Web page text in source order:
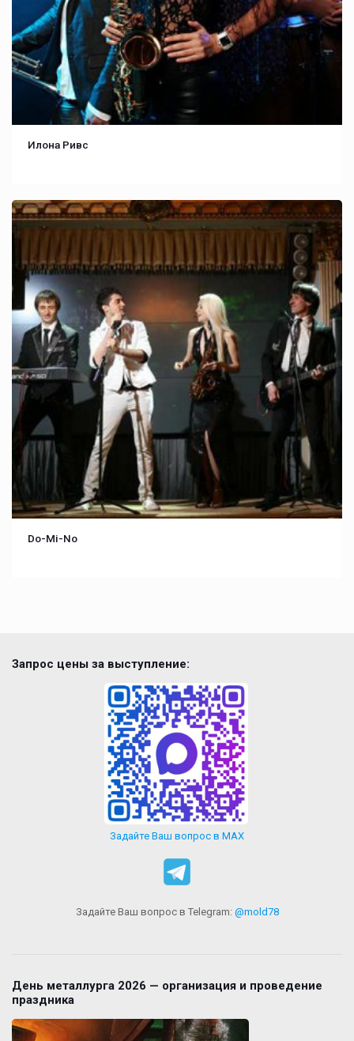
Илона Ривс
Do-Mi-No
Запрос цены за выступление:
Задайте Ваш вопрос в MAX
Задайте Ваш вопрос в Telegram: @mold78
День металлурга 2026 — организация и проведение
праздника